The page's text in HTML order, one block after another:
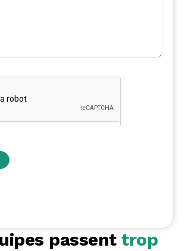
passent trop